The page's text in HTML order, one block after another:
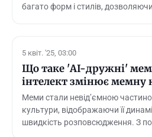
багато форм і стилів,
5 квіт. '25, 03:00
Що таке 'AI-дружні'
інтелект змінює мемну
Меми стали невід’ємною
культури, відображаючи її
швидкість розповсюдження. З